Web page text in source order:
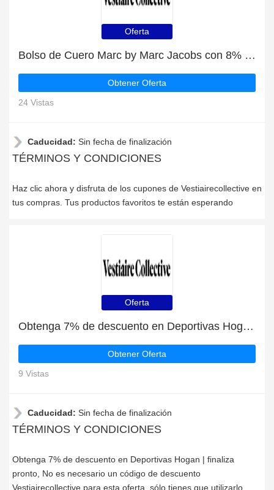
Oferta
Bolso de Cuero Marc by Marc Jacobs con 8% de descuento | oferta caliente
Obtener Oferta
24 Vistas
Caducidad: Sin fecha de finalización
TÉRMINOS Y CONDICIONES
Haz clic ahora y disfruta de los cupones de Vestiairecollective en
tus compras. Tus productos favoritos te están esperando
Oferta
Obtenga 7% de descuento en Deportivas Hogan | finaliza pronto
Obtener Oferta
9 Vistas
Caducidad: Sin fecha de finalización
TÉRMINOS Y CONDICIONES
Obtenga 7% de descuento en Deportivas Hogan | finaliza
pronto, No es necesario un código de descuento
Vestiairecollective para esta oferta, sólo tienes que utilizarlo